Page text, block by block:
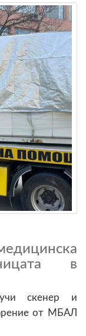
в
скенер и
от МБАЛ